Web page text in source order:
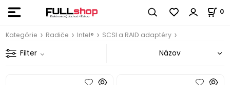
0
Kategórie Radiče Intel® SCSI a RAID adaptéry
Filter